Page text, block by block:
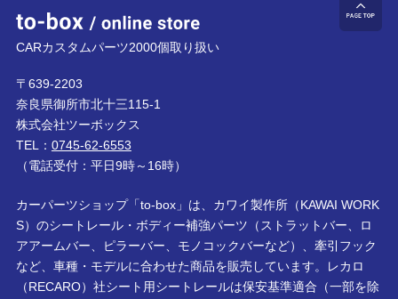
to-box online store
CARカスタムパーツ2000個取り扱い
〒639-2203
奈良県御所市北十三115-1
株式会社ツーボックス
TEL： 0745-62-6553
（電話受付：平日9時～16時）
カーパーツショップ「to-box」は、カワイ製作所（KAWAI WORK
S）のシートレール・ボディー補強パーツ（ストラットバー、ロ
アアームバー、ピラーバー、モノコックバーなど）、牽引フック
など、車種・モデルに合わせた商品を販売しています。レカロ
（RECARO）社シート用シートレールは保安基準適合（一部を除